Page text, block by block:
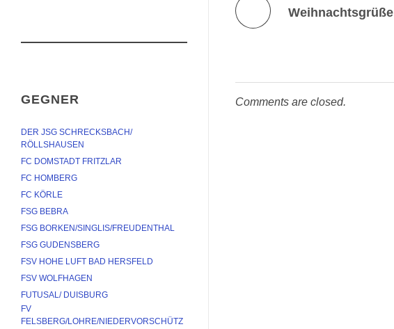
Weihnachtsgrüße
Comments are closed.
GEGNER
DER JSG SCHRECKSBACH/
RÖLLSHAUSEN
FC DOMSTADT FRITZLAR
FC HOMBERG
FC KÖRLE
FSG BEBRA
FSG BORKEN/SINGLIS/FREUDENTHAL
FSG GUDENSBERG
FSV HOHE LUFT BAD HERSFELD
FSV WOLFHAGEN
FUTUSAL/ DUISBURG
FV
FELSBERG/LOHRE/NIEDERVORSCHÜTZ